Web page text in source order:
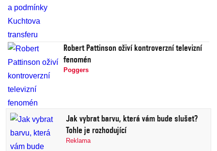
Robert Pattinson oživí kontroverzní televizní
fenomén
Poggers
Jak vybrat barvu, která vám bude slušet?
Tohle je rozhodující
Reklama